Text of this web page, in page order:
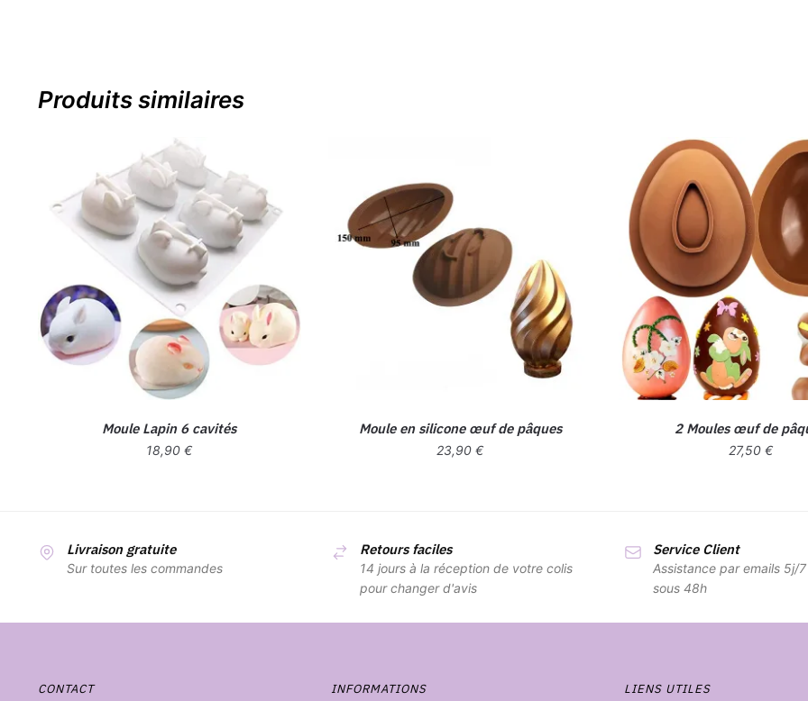
Produits similaires
Moule Lapin 6 cavités
18,90€
Moule en silicone œuf de pâques
23,90€
2 Moules œuf de
27,50 €
Livraison gratuite
Sur toutes les commandes
Retours faciles
14 jours à la réception de votre colis
pour changer d'avis
Service Client
Assistance par emails 5j/
sous 48h
CONTACT INFORMATIONS LIENS UTILES